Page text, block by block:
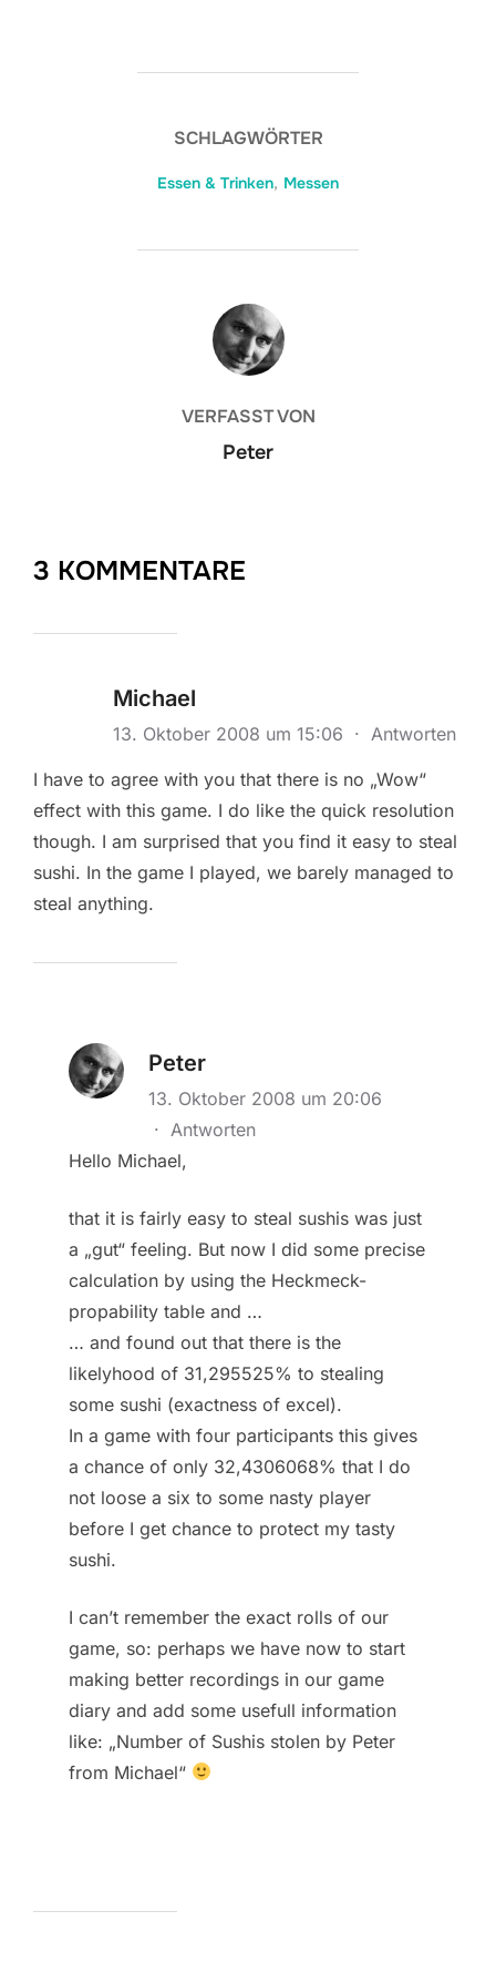
SCHLAGWÖRTER
Essen & Trinken, Messen
BEITRAGSAUTOR
VERFASST VON
Peter
3 KOMMENTARE
Michael
13. Oktober 2008 um 15:06 · Antworten
I have to agree with you that there is no „Wow“
effect with this game. I do like the quick resolution
though. I am surprised that you find it easy to steal
sushi. In the game I played, we barely managed to
steal anything.
Peter
13. Oktober 2008 um 20:06
· Antworten
Hello Michael,
that it is fairly easy to steal sushis was just
a „gut“ feeling. But now I did some precise
calculation by using the Heckmeck-
propability table and …
… and found out that there is the
likelyhood of 31,295525% to stealing
some sushi (exactness of excel).
In a game with four participants this gives
a chance of only 32,4306068% that I do
not loose a six to some nasty player
before I get chance to protect my tasty
sushi.
I can’t remember the exact rolls of our
game, so: perhaps we have now to start
making better recordings in our game
diary and add some usefull information
like: „Number of Sushis stolen by Peter
from Michael“